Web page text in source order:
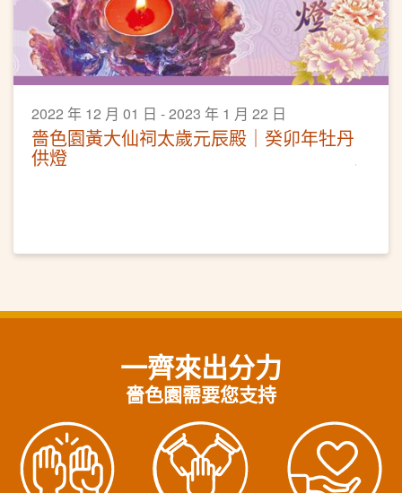
2022 年 12 月 01 日 - 2023 年 1 月 22 日
嗇色園黃大仙祠太歲元辰殿｜癸卯年牡丹
供燈
一齊來出分力
嗇色園需要您支持